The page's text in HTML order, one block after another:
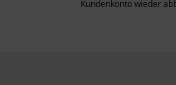
Kundenkonto wieder